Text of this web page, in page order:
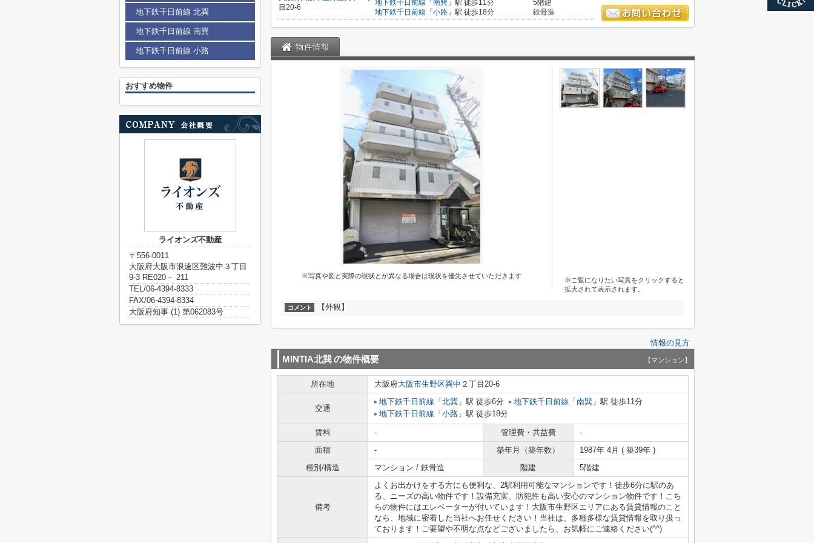
目20-6
地下鉄千日前線 「 南巽 」駅 徒歩11分
地下鉄千日前線 「 小路 」駅 徒歩18分
5階建
鉄骨造
物件情報
※写真や図と実際の現状とが異なる場合は現状を優先させていただきます
※ご覧になりたい写真をクリックすると
拡大されて表示されます。
コメント 【外観】
情報の見方
MINTIA北巽の物件概要 【マンション】
所在地 大阪府大阪市生野区巽中 ２丁目20-6
交通
地下鉄千日前線 「 北巽 」駅 徒歩6分 地下鉄千日前線 「 南巽 」駅 徒歩11分
地下鉄千日前線 「 小路 」駅 徒歩18分
賃料 - 管理費・共益費
-
面積
- 築年月（築年数）
1987年 4月 ( 築39年 )
種別/構造
マンション / 鉄骨造 階建 5階建
備考
よくお出かけをする方にも便利な、2駅利用可能なマンションです！徒歩6分に駅のあ
る、ニーズの高い物件です！設備充実、防犯性も高い安心のマンション物件です！こち
らの物件にはエレベーターが付いています！大阪市生野区エリアにある賃貸情報のこと
なら、地域に密着した当社へお任せください！当社は、多種多様な賃貸情報を取り扱っ
ております！ご要望や不明な点などございましたら、お気軽にご連絡ください(^^)
地下鉄千日前線 北巽
地下鉄千日前線 南巽
地下鉄千日前線 小路
おすすめ物件
ライオンズ不動産
〒556-0011
大阪府大阪市浪速区難波中３丁目
9-3 RE020－ 211
TEL/06-4394-8333
FAX/06-4394-8334
大阪府知事 (1) 第062083号